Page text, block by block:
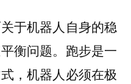
于机器人自身的稳
衡问题。跑步是一
，机器人必须在极